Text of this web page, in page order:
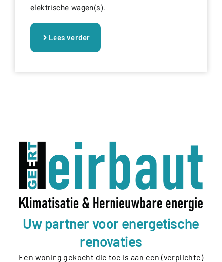
elektrische wagen(s).
Lees verder
Uw partner voor energetische
renovaties
Een woning gekocht die toe is aan een (verplichte)